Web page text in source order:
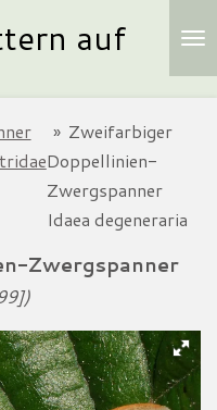
auf
» Zweifarbiger
Doppellinien-
Zwergspanner
Idaea degeneraria
Zwergspanner